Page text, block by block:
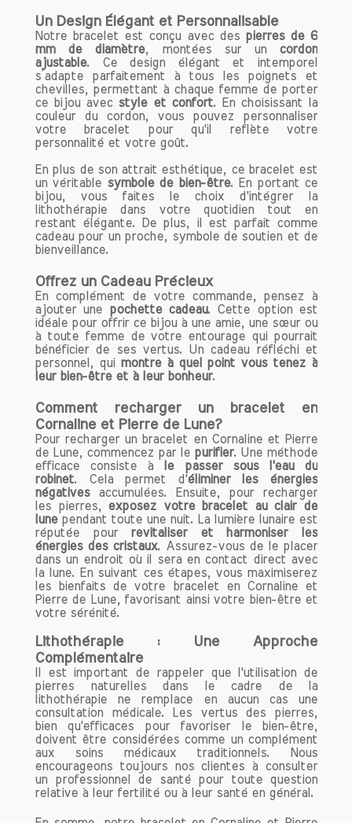
l'énergie vitale. En agissant comme un
bouclier contre les influences négatives,
la Citrine favorise une atmosphère
positive, essentielle pour la conception.
Sa capacité à atténuer l'agressivité et à
promouvoir lapaix intérieureen fait une
alliée précieuse.
Harmoniser les énergies pour la fertilité
L'utilisation de pierres naturelles pour
améliorer la fertilité
peut offrir un
soutien émotionnel et énergétique aux
femmes et aux hommes en quête de
procréation. Que ce soit en portant des
l'oreiller ou en les tenant lors de
méditations, les possibilités d'intégrer
ces cristaux dans votre vie quotidienne
sont multiples. Cependant, il est
important de garder à l'esprit que les
pierres ne remplacent pas l'avis médical.
mode de vie sain et à des traitements
médicaux appropriés.
Suggestions d'utilisation
Porter des bijoux en pierres
naturelles: Colliers, bracelets ou
boucles d'oreilles peuvent être
portés au quotidien.
Méditation avec les pierres: Prenez
quelques instants pour vous
concentrer sur les vertus de votre
pierre en la tenant dans vos mains.
Créer un espace sacré
des pierres dans un endroit calme
de votre maison pour favoriser la
méditation et la relaxation.
Utilisation lors de rituels: Intégrez
les pierres dans des rituels de
pleine lune ou d'autres moments de
connexion spirituelle.
En intégrant ces pratiques dans votre
quotidien, vous pourrez harmoniser vos
Un Design Élégant et Personnalisable
Notre bracelet est conçu avec des pierres de 6
mm de diamètre, montées sur un cordon
ajustable. Ce design élégant et intemporel
s’adapte parfaitement à tous les poignets et
chevilles, permettant à chaque femme de porter
ce bijou avec style et confort. En choisissant la
couleur du cordon, vous pouvez personnaliser
votre bracelet pour qu'il reflète votre
personnalité et votre goût.
En plus de son attrait esthétique, ce bracelet est
un véritable symbole de bien-être. En portant ce
bijou, vous faites le choix d'intégrer la
lithothérapie dans votre quotidien tout en
restant élégante. De plus, il est parfait comme
cadeau pour un proche, symbole de soutien et de
bienveillance.
Offrez un Cadeau Précieux
En complément de votre commande, pensez à
ajouter une pochette cadeau. Cette option est
idéale pour offrir ce bijou à une amie, une sœur ou
à toute femme de votre entourage qui pourrait
bénéficier de ses vertus. Un cadeau réfléchi et
personnel, qui montre à quel point vous tenez à
leur bien-être et à leur bonheur.
Comment recharger un bracelet en
Cornaline et Pierre de Lune?
Pour recharger un bracelet en Cornaline et Pierre
de Lune, commencez par le purifier. Une méthode
efficace consiste à le passer sous l'eau du
robinet. Cela permet d'éliminer les énergies
négativesaccumulées. Ensuite, pour recharger
les pierres, exposez votre bracelet au clair de
lune pendant toute une nuit. La lumière lunaire est
réputée pour revitaliser et harmoniser les
énergies des cristaux. Assurez-vous de le placer
dans un endroit où il sera en contact direct avec
la lune. En suivant ces étapes, vous maximiserez
les bienfaits de votre bracelet en Cornaline et
Pierre de Lune, favorisant ainsi votre bien-être et
votre sérénité.
Lithothérapie : Une Approche
Complémentaire
Il est important de rappeler que l'utilisation de
pierres naturelles dans le cadre de la
lithothérapie ne remplace en aucun cas une
consultation médicale. Les vertus des pierres,
bien qu'efficaces pour favoriser le bien-être,
doivent être considérées comme un complément
aux soins médicaux traditionnels. Nous
encourageons toujours nos clientes à consulter
un professionnel de santé pour toute question
relative à leur fertilité ou à leur santé en général.